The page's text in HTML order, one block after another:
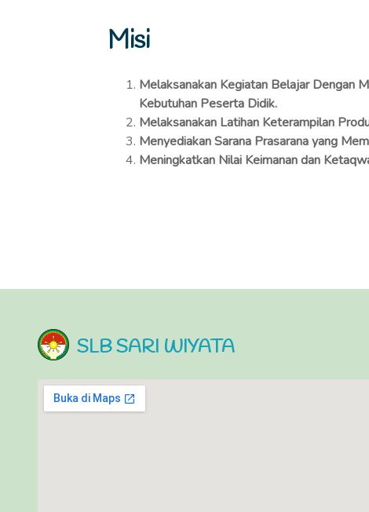
Misi
Melaksanakan Kegiatan Belajar Dengan
Kebutuhan Peserta Didik.
Melaksanakan Latihan Keterampilan
Menyediakan Sarana Prasarana yang
Meningkatkan Nilai Keimanan dan
SLB SARI WIYATA